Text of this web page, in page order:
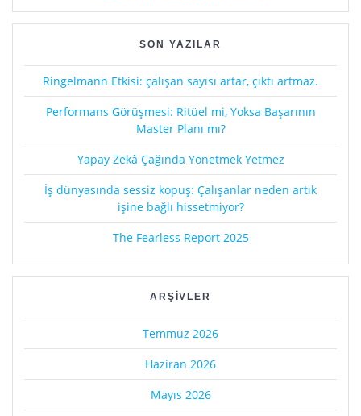
SON YAZILAR
Ringelmann Etkisi: çalışan sayısı artar, çıktı artmaz.
Performans Görüşmesi: Ritüel mi, Yoksa Başarının
Master Planı mı?
Yapay Zekâ Çağında Yönetmek Yetmez
İş dünyasında sessiz kopuş: Çalışanlar neden artık
işine bağlı hissetmiyor?
The Fearless Report 2025
ARŞIVLER
Temmuz 2026
Haziran 2026
Mayıs 2026